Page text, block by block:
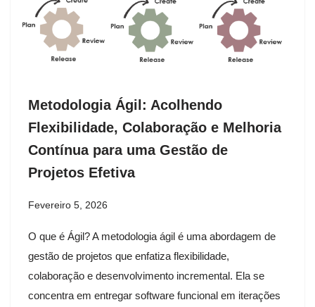
Metodologia Ágil: Acolhendo
Flexibilidade, Colaboração e Melhoria
Contínua para uma Gestão de
Projetos Efetiva
Fevereiro 5, 2026
O que é Ágil? A metodologia ágil é uma abordagem de
gestão de projetos que enfatiza flexibilidade,
colaboração e desenvolvimento incremental. Ela se
concentra em entregar software funcional em iterações